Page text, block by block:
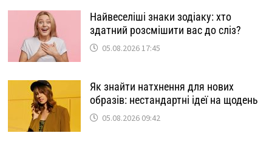
Найвеселіші знаки зодіаку: хто
здатний розсмішити вас до сліз?
05.08.2026 17:45
Як знайти натхнення для нових
образів: нестандартні ідеї на щодень
05.08.2026 09:42